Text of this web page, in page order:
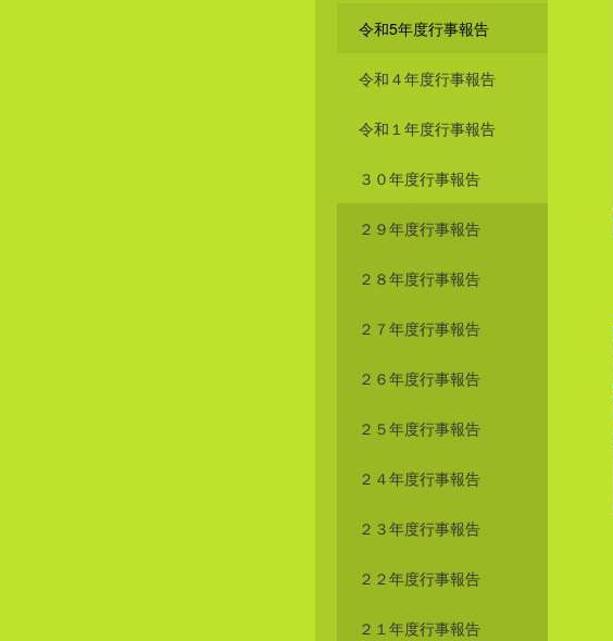
令和5年度行事報告
令和４年度行事報告
令和１年度行事報告
３０年度行事報告
２９年度行事報告
２８年度行事報告
２７年度行事報告
２６年度行事報告
２５年度行事報告
２４年度行事報告
２３年度行事報告
２２年度行事報告
２１年度行事報告